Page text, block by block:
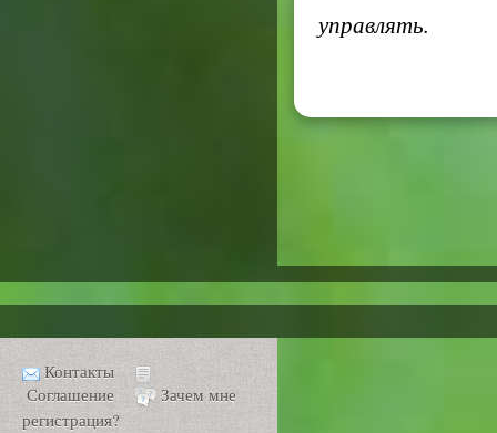
управлять.
Контакты
Соглашение
Зачем мне
регистрация?